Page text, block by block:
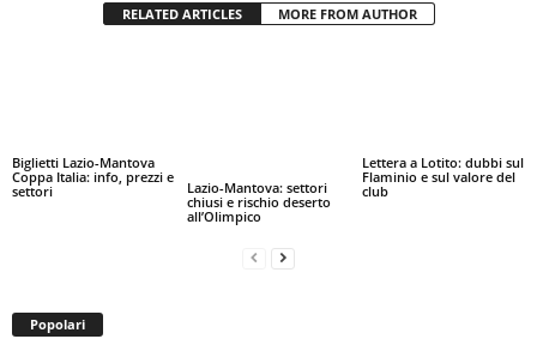
RELATED ARTICLES MORE FROM AUTHOR
Biglietti Lazio-Mantova
Coppa Italia: info, prezzi e
settori
Lazio-Mantova: settori
chiusi e rischio deserto
all’Olimpico
Lettera a Lotito: dubbi sul
Flaminio e sul valore del
club
Popolari